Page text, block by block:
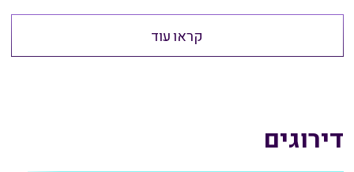
קראו עוד
דירוגים